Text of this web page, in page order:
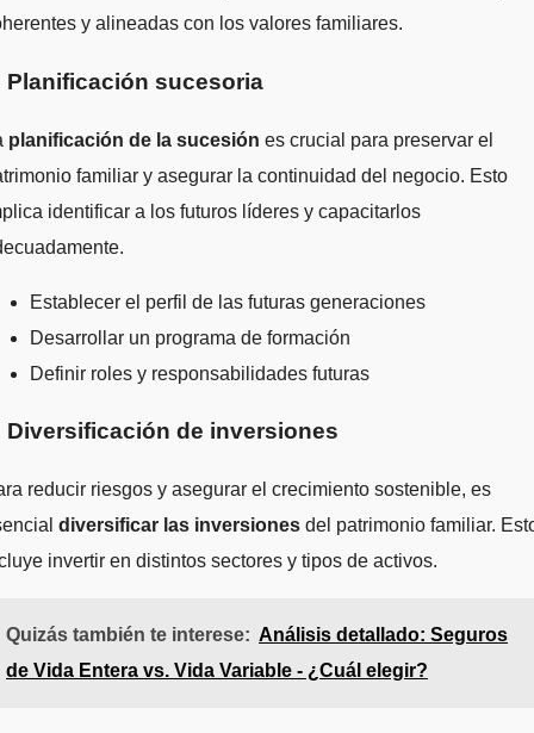
y alineadas con los valores familiares.
Planificación sucesoria
planificación de la sucesión es crucial para preservar el
familiar y asegurar la continuidad del negocio. Esto
identificar a los futuros líderes y capacitarlos
Establecer el perfil de las futuras generaciones
Desarrollar un programa de formación
Definir roles y responsabilidades futuras
Diversificación de inversiones
reducir riesgos y asegurar el crecimiento sostenible, es
diversificar las inversiones del patrimonio familiar.
invertir en distintos sectores y tipos de activos.
Quizás también te interese: Análisis detallado: Seguros
de Vida Entera vs. Vida Variable - ¿Cuál elegir?